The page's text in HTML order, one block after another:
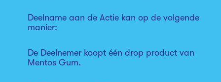
Deelname aan de Actie kan op de volgende
manier:
De Deelnemer koopt één drop product van
Mentos Gum.